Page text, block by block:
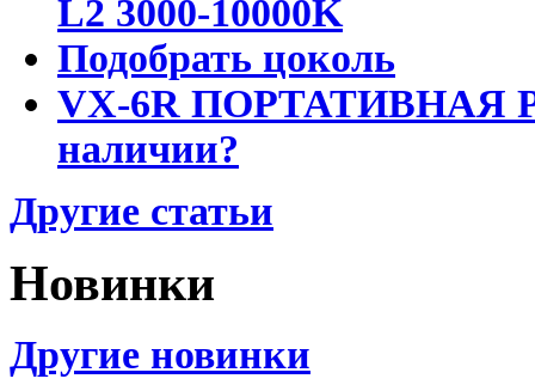
L2 3000-10000K
Подобрать цоколь
VX-6R ПОРТАТИВНАЯ
наличии?
Другие статьи
Новинки
Другие новинки